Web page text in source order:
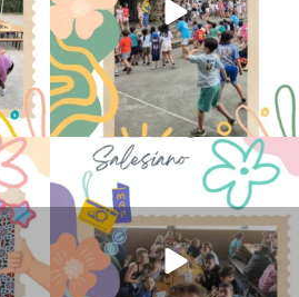
❤️
viviendo la alegría en el campamento
...